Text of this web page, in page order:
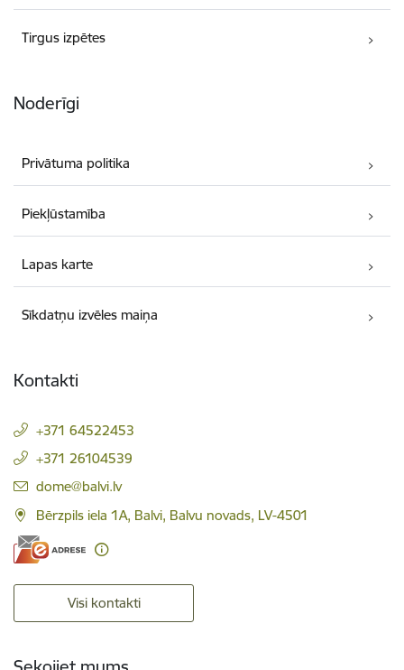
Tirgus izpētes
Noderīgi
Privātuma politika
Piekļūstamība
Lapas karte
Sīkdatņu izvēles maiņa
Kontakti
+371 64522453
+371 26104539
E-pasts:
dome@balvi.lv
Bērzpils iela 1A, Balvi, Balvu novads, LV-4501
Visi kontakti